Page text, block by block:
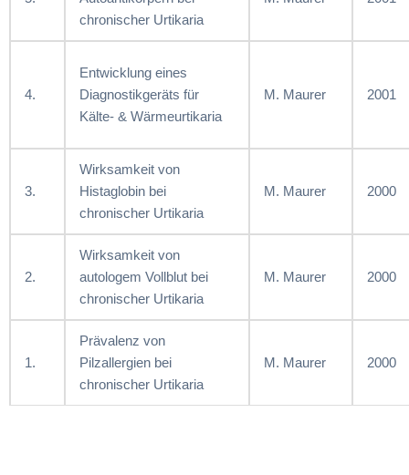
chronischer Urtikaria
4.
Entwicklung eines
Diagnostikgeräts für
Kälte- & Wärmeurtikaria
M. Maurer 2001
3.
Wirksamkeit von
Histaglobin bei
chronischer Urtikaria
M. Maurer 2000
2.
Wirksamkeit von
autologem Vollblut bei
chronischer Urtikaria
M. Maurer 2000
1.
Prävalenz von
Pilzallergien bei
chronischer Urtikaria
M. Maurer 2000